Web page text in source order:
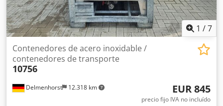
1 /7
Delmenhorst 12.318 km
Contenedores de acero inoxidable /
contenedores de transporte
10756
EUR 845
precio fijo IVA no incluído